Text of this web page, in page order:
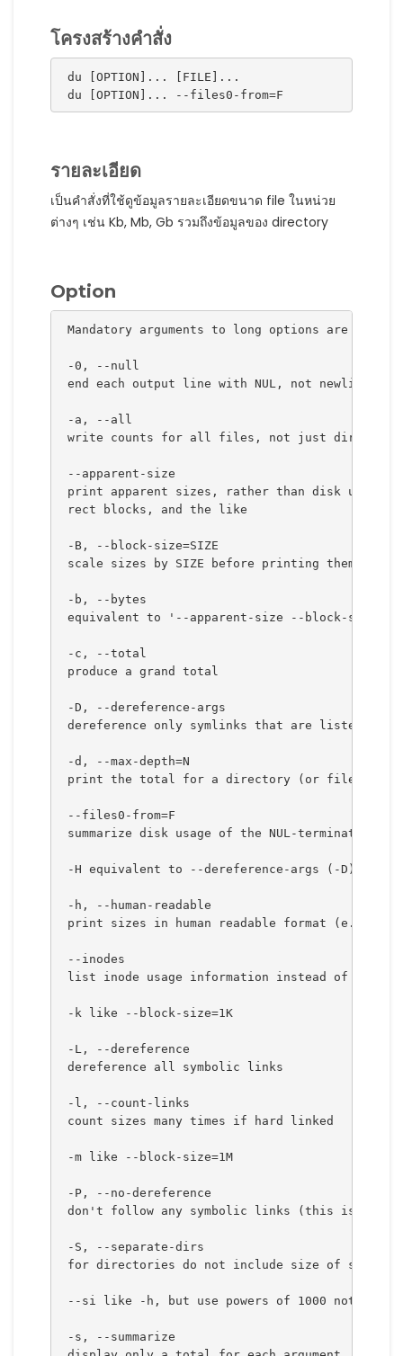
โครงสร้างคำสั่ง
du [OPTION]... [FILE]...
รายละเอียด
เป็นคำสั่งที่ใช้ดูข้อมูลรายละเอียดขนาด file ในหน่วย
ต่างๆ เช่น Kb, Mb, Gb รวมถึงข้อมูลของ directory
Option
Mandatory arguments to long options are
-0, --null
end each output line with NUL, not newline
-a, --all
write counts for all files, not just
--apparent-size
print apparent sizes, rather than disk
rect blocks, and the like
-B, --block-size=SIZE
scale sizes by SIZE before printing them;
-b, --bytes
equivalent to '--apparent-size --block-size=1'
-c, --total
produce a grand total
-D, --dereference-args
dereference only symlinks that are listed on
-d, --max-depth=N
print the total for a directory (or file, with --
--files0-from=F
summarize disk usage of the NUL-
-H equivalent to --dereference-args (-D)
-h, --human-readable
print sizes in human readable format (e.g., 1K
--inodes
list inode usage information instead of block
-k like --block-size=1K
-L, --dereference
dereference all symbolic links
-l, --count-links
count sizes many times if hard linked
-m like --block-size=1M
-P, --no-dereference
don't follow any symbolic links (this is the
-S, --separate-dirs
for directories do not include size of
--si like -h, but use powers of 1000 not 1024
-s, --summarize